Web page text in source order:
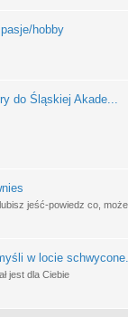
hobby
do Śląskiej Akade...
jeść-powiedz co,
w locie
jest dla Ciebie